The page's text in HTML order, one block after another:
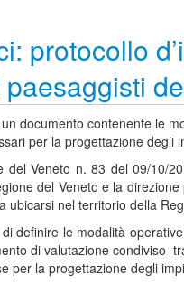
protocollo
documento contenente le
per la progettazione degli
del Veneto n. 83 del 09/10/
del Veneto e la
ubicarsi nel territorio della
di definire le modalità
di valutazione condiviso
per la progettazione degli